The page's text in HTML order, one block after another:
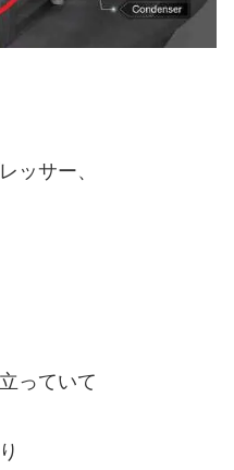
ッサー、
っていて